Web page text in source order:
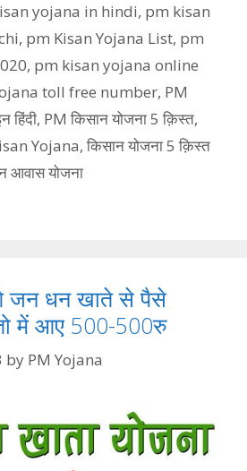
yojana in hindi, pm kisan
, pm Kisan Yojana List, pm
, pm kisan yojana online
toll free number, PM
हिंदी, PM किसान योजना 5 क़िस्त,
Yojana, किसान योजना 5 क़िस्त
आवास योजना
जन धन खाते से पैसे
में आए 500-500रु
by PM Yojana